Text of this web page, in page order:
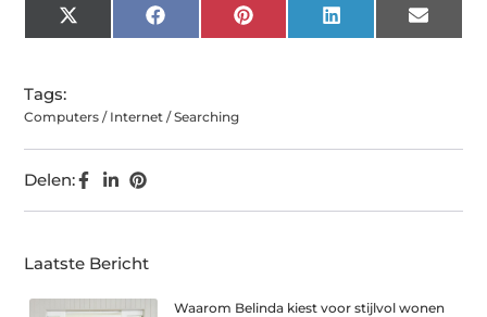
X
(Twitter)
FacebookPinterest LinkedIn Email
Tags:
Computers / Internet / Searching
Delen:
Laatste Bericht
Waarom Belinda kiest voor stijlvol wonen